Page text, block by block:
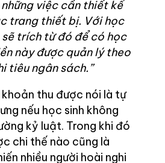
việc cần thiết kể
trang thiết bị. Với học
trích từ đó để có học
này được quản lý theo
tiêu ngân sách.”
thu được nói là tự
nếu học sinh không
kỷ luật. Trong khi đó
chi thế nào cũng là
nhiều người hoài nghi